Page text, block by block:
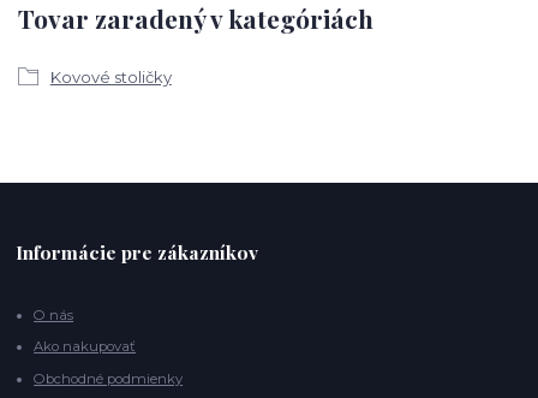
Tovar zaradený v kategóriách
Kovové stoličky
Informácie pre zákazníkov
O nás
Ako nakupovať
Obchodné podmienky